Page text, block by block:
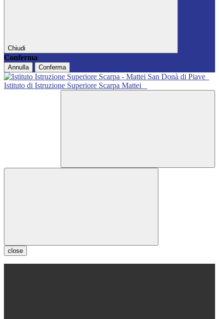
Chiudi
Conferma
Annulla Conferma
Istituto di Istruzione Superiore Scarpa Mattei
close